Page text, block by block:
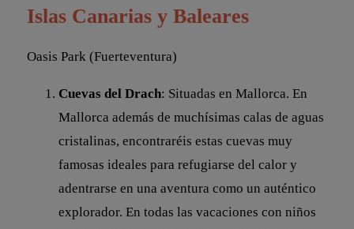
Islas Canarias y Baleares
Oasis Park (Fuerteventura)
Cuevas del Drach: Situadas en Mallorca. En
Mallorca además de muchísimas calas de aguas
cristalinas, encontraréis estas cuevas muy
famosas ideales para refugiarse del calor y
adentrarse en una aventura como un auténtico
explorador. En todas las vacaciones con niños